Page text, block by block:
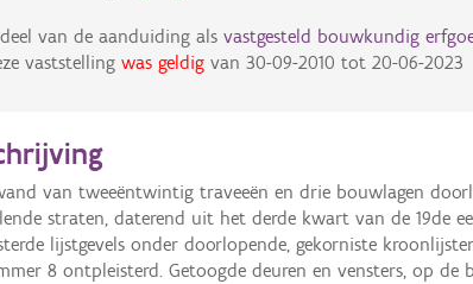
van de aanduiding als vastgesteld bouwkundig
vaststelling was geldigvan 30-09-2010 tot 20-06-2023
van tweeëntwintig traveeën en drie bouwlagen
straten, daterend uit het derde kwart van de 19de
lijstgevels onder doorlopende, gekorniste
8 ontpleisterd. Getoogde deuren en vensters, op de